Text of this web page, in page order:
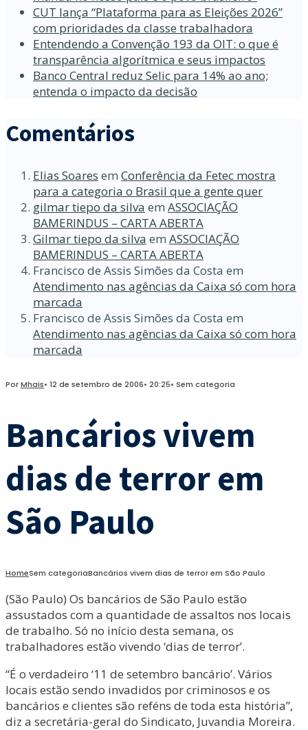
CUT lança “Plataforma para as Eleições 2026”
com prioridades da classe trabalhadora
Entendendo a Convenção 193 da OIT: o que é
transparência algorítmica e seus impactos
Banco Central reduz Selic para 14% ao ano;
entenda o impacto da decisão
Comentários
Elias Soares em Conferência da Fetec mostra
para a categoria o Brasil que a gente quer
gilmar tiepo da silva em ASSOCIAÇÃO
BAMERINDUS – CARTA ABERTA
Gilmar tiepo da silva em ASSOCIAÇÃO
BAMERINDUS – CARTA ABERTA
Francisco de Assis Simões da Costa em
Atendimento nas agências da Caixa só com hora
marcada
Francisco de Assis Simões da Costa em
Atendimento nas agências da Caixa só com hora
marcada
PorMhais• 12 de setembro de 2006• 20:25• Sem categoria
Bancários vivem
dias de terror em
São Paulo
HomeSem categoriaBancários vivem dias de terror em São Paulo
(São Paulo) Os bancários de São Paulo estão
assustados com a quantidade de assaltos nos locais
de trabalho. Só no início desta semana, os
trabalhadores estão vivendo ‘dias de terror’.
“É o verdadeiro ‘11 de setembro bancário’. Vários
locais estão sendo invadidos por criminosos e os
bancários e clientes são reféns de toda esta história”,
diz a secretária-geral do Sindicato, Juvandia Moreira.